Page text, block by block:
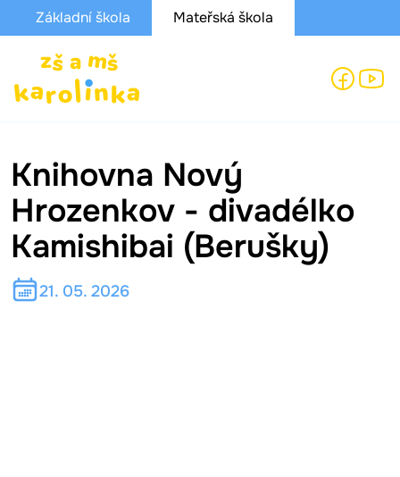
Základní škola Mateřská škola
Knihovna Nový
Hrozenkov - divadélko
Kamishibai (Berušky)
21. 05. 2026